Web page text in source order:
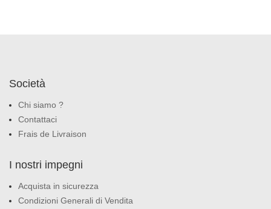
Società
Chi siamo ?
Contattaci
Frais de Livraison
I nostri impegni
Acquista in sicurezza
Condizioni Generali di Vendita